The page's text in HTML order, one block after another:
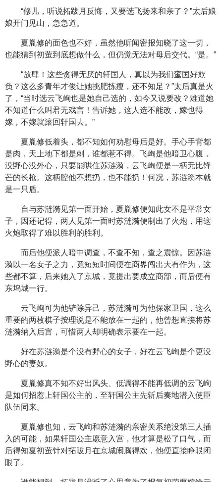
“修儿，听说拓跋月反悔，又要选飞扬来和亲了？”太后娘
娘开门见山，急急道。
夏胤修的面色也不好，虽然他听闻密报知晓了这一切，
也能猜到初萤到底想做什么，但仍觉无法对母后交代。“是。”
“放肆！这些贪得无厌的轩国人，真以为我们鸾国好欺
负？这么多青年才俊让她挑肥拣瘦，还不知足？”太后真是火
了，“当时选云飞峋也是她自己选的，如今又说要改？难道她
不知道什么叫君无戏言！告诉她，这人选不能改，嫁也得
嫁，不嫁就滚回轩国去。”
夏胤修低着头，都不知如何劝慰母后是好。手心手背都
是肉，天上地下都是刺，谁都惹不得。飞峋是他暗卫心腹，
没野心没外心，只要能哄住苏涟漪，云飞峋便是一柄无比锋
芒的长枪。这柄腔他不想扔，也不能扔！何况，苏涟漪本就
是一只盾。
自与苏涟漪见第一面开始，夏胤修便知此女不是平常女
子，因还记得，两人见第一面时苏涟漪便制出了火炮，用这
火炮取得了难以胜利的胜利。
而后他便派人暗中调查，不查不知，查之震惊。因苏涟
漪以一名女子之力，竟短短时间便在商界闯出大有作为，这
些都不算，后来她入了京城，竟提出要成立商部，而后便有
东坞城一行。
云飞峋可为他铲除异己，苏涟漪可为他保家卫国，这么
重要的两枚棋子按理说是不能放在一起的，他曾想直接将苏
涟漪纳入后宫，可惜两人却明确表示要在一起。
好在苏涟漪是个没有野心的女子，好在云飞峋是个更没
野心的妻奴。
夏胤修真不知不好出风头、低调得不能再低调的云飞峋
是如何招惹上轩国公主的，至轩国公主先斩后奏地潜入使臣
队伍同来。
夏胤修也知，云飞峋和苏涟漪的亲密关系绝没第三人插
入的可能，如果轩国公主愿意入宫，他才算是松了口气，而
后得知夏初萤针对拓跋月在京城闹腾得欢，他便直接睁眼闭
眼了。